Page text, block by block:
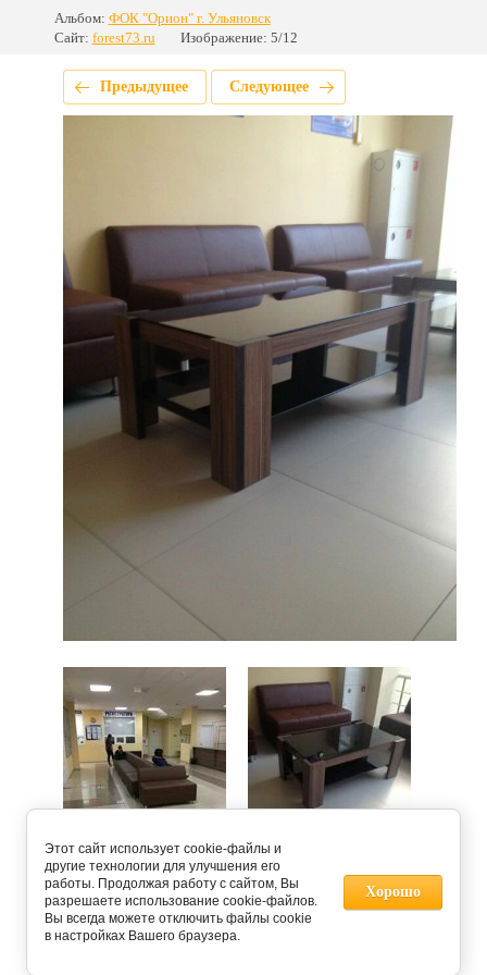
Альбом: ФОК "Орион" г. Ульяновск
Сайт: forest73.ru Изображение: 5/12
Предыдущее Следующее
Предыдущее Следующее
Этот сайт использует cookie-файлы и
другие технологии для улучшения его
работы. Продолжая работу с сайтом, Вы
разрешаете использование cookie-файлов.
Вы всегда можете отключить файлы cookie
в настройках Вашего браузера.
Хорошо